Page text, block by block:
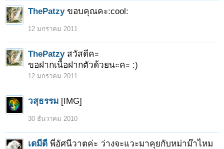
ThePatzy ขอบคุณคะ:cool:
12 มกราคม 2011
ThePatzy สวัสดีคะ
ขอฝากเนื้อฝากตัวด้วยนะคะ :)
12 มกราคม 2011
วสุธรรม [IMG]
30 ธันวาคม 2010
เดมีดี พี่อัศนีวาตค่ะ ว่างจะแวะมาคุยกับหม่าม๊าไหม